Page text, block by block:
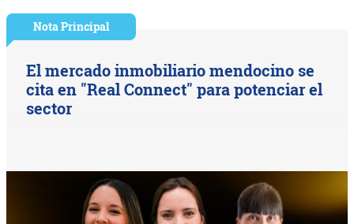
Nota Principal
El mercado inmobiliario mendocino se
cita en "Real Connect" para potenciar el
sector